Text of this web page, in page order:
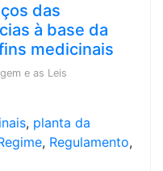
das
à base da
medicinais
e as Leis
, planta da
, Regulamento,